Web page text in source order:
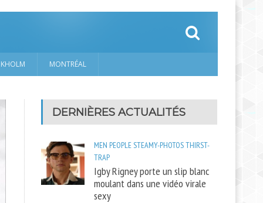
MONTRÉAL
DERNIÈRES ACTUALITÉS
MEN PEOPLESTEAMY-PHOTOSTHIRST-
TRAP
Igby Rigney porte un slip blanc
moulant dans une vidéo virale
sexy